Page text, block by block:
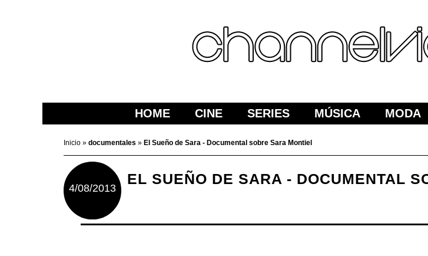
HOME CINE SERIES MÚSICA MODA
Inicio » documentales » El Sueño de Sara - Documental sobre Sara Montiel
4/08/2013
EL SUEÑO DE SARA - DOCUMENTAL